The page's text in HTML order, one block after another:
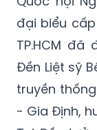
TP.HCM
Đền Liệt sỹ
truyền
- Gia Định,
Tại Đền
danh